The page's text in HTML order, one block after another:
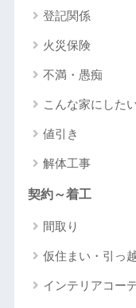
登記関係
火災保険
不満・愚痴
こんな家にした
値引き
解体工事
契約～着工
間取り
仮住まい・引っ
インテリアコー